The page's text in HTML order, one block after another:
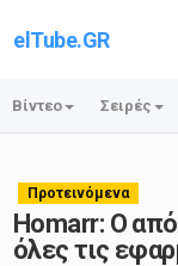
elTube.GR
Βίντεο Σειρές
Προτεινόμενα
Homarr: Ο
όλες τις